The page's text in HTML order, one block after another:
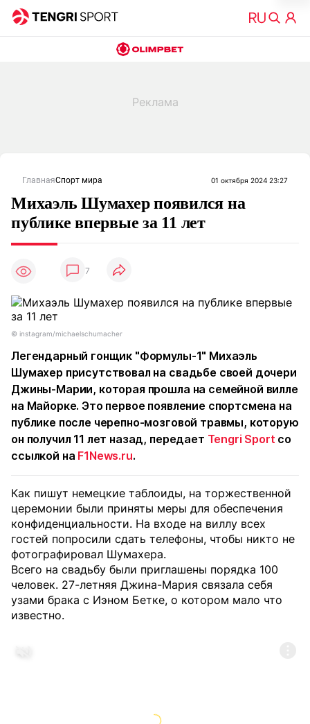
ГлавнаяСпорт мира 01 октября 2024 23:27
Михаэль Шумахер появился на
публике впервые за 11 лет
7
©️ instagram/michaelschumacher
Легендарный гонщик "Формулы-1" Михаэль
Шумахер присутствовал на свадьбе своей дочери
Джины-Марии, которая прошла на семейной вилле
на Майорке. Это первое появление спортсмена на
публике после черепно-мозговой травмы, которую
он получил 11 лет назад, передает Tengri Sport со
ссылкой на F1News.ru.
Как пишут немецкие таблоиды, на торжественной
церемонии были приняты меры для обеспечения
конфиденциальности. На входе на виллу всех
гостей попросили сдать телефоны, чтобы никто не
фотографировал Шумахера.
Всего на свадьбу были приглашены порядка 100
человек. 27-летняя Джина-Мария связала себя
узами брака с Иэном Бетке, о котором мало что
известно.